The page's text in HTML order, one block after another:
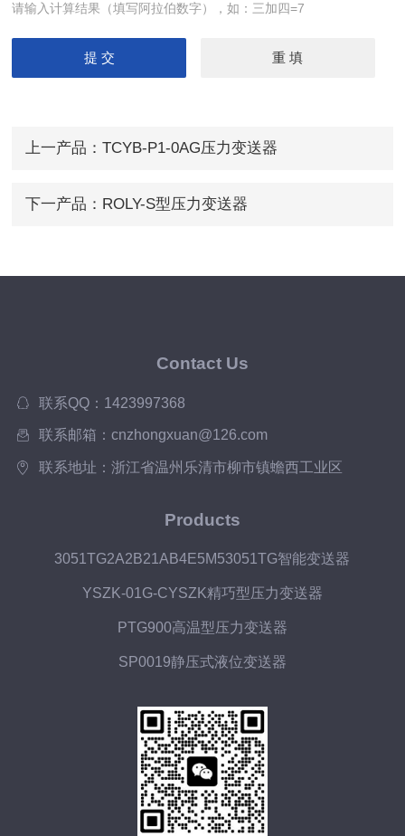
请输入计算结果（填写阿拉伯数字），如：三加四=7
上一产品： TCYB-P1-0AG压力变送器
下一产品： ROLY-S型压力变送器
Contact Us
联系QQ：1423997368
联系邮箱：cnzhongxuan@126.com
联系地址：浙江省温州乐清市柳市镇蟾西工业区
Products
3051TG2A2B21AB4E5M53051TG智能变送器
YSZK-01G-CYSZK精巧型压力变送器
PTG900高温型压力变送器
SP0019静压式液位变送器